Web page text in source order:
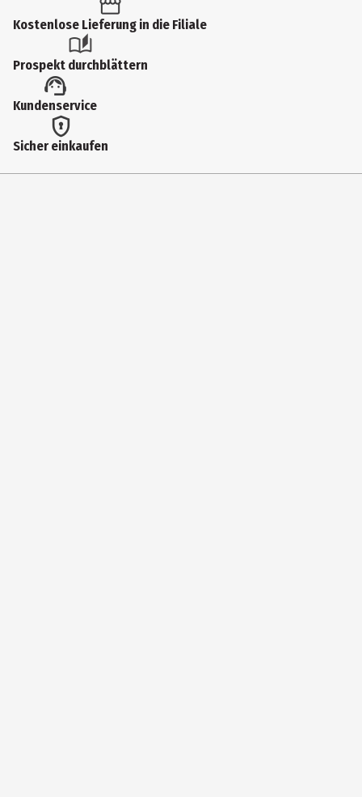
Kostenlose Lieferung in die Filiale
Prospekt durchblättern
Kundenservice
Sicher einkaufen